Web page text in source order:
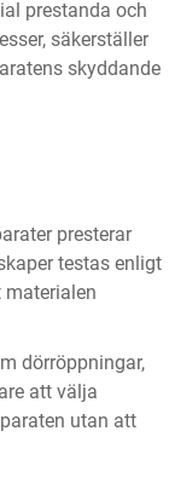
prestanda och
säkerställer
skyddande
presterar
testas enligt
dörröppningar,
att välja
utan att